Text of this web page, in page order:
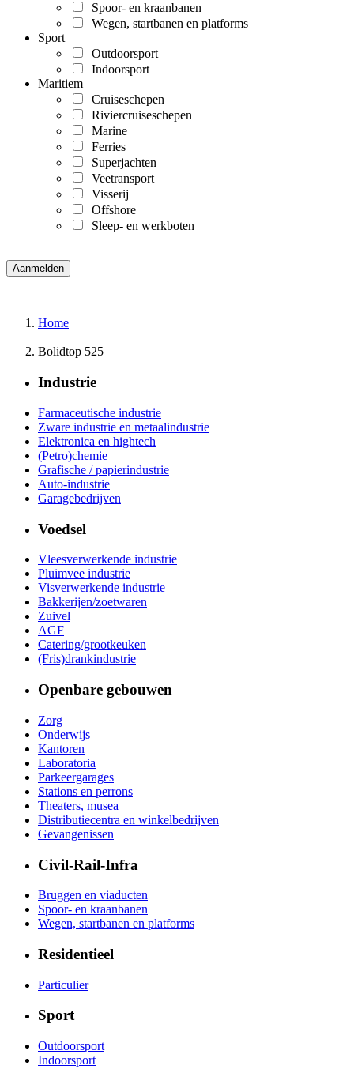
Spoor- en kraanbanen
Wegen, startbanen en platforms
Sport
Outdoorsport
Indoorsport
Maritiem
Cruiseschepen
Riviercruiseschepen
Marine
Ferries
Superjachten
Veetransport
Visserij
Offshore
Sleep- en werkboten
Home
Bolidtop 525
Industrie
Farmaceutische industrie
Zware industrie en metaalindustrie
Elektronica en hightech
(Petro)chemie
Grafische / papierindustrie
Auto-industrie
Garagebedrijven
Voedsel
Vleesverwerkende industrie
Pluimvee industrie
Visverwerkende industrie
Bakkerijen/zoetwaren
Zuivel
AGF
Catering/grootkeuken
(Fris)drankindustrie
Openbare gebouwen
Zorg
Onderwijs
Kantoren
Laboratoria
Parkeergarages
Stations en perrons
Theaters, musea
Distributiecentra en winkelbedrijven
Gevangenissen
Civil-Rail-Infra
Bruggen en viaducten
Spoor- en kraanbanen
Wegen, startbanen en platforms
Residentieel
Particulier
Sport
Outdoorsport
Indoorsport